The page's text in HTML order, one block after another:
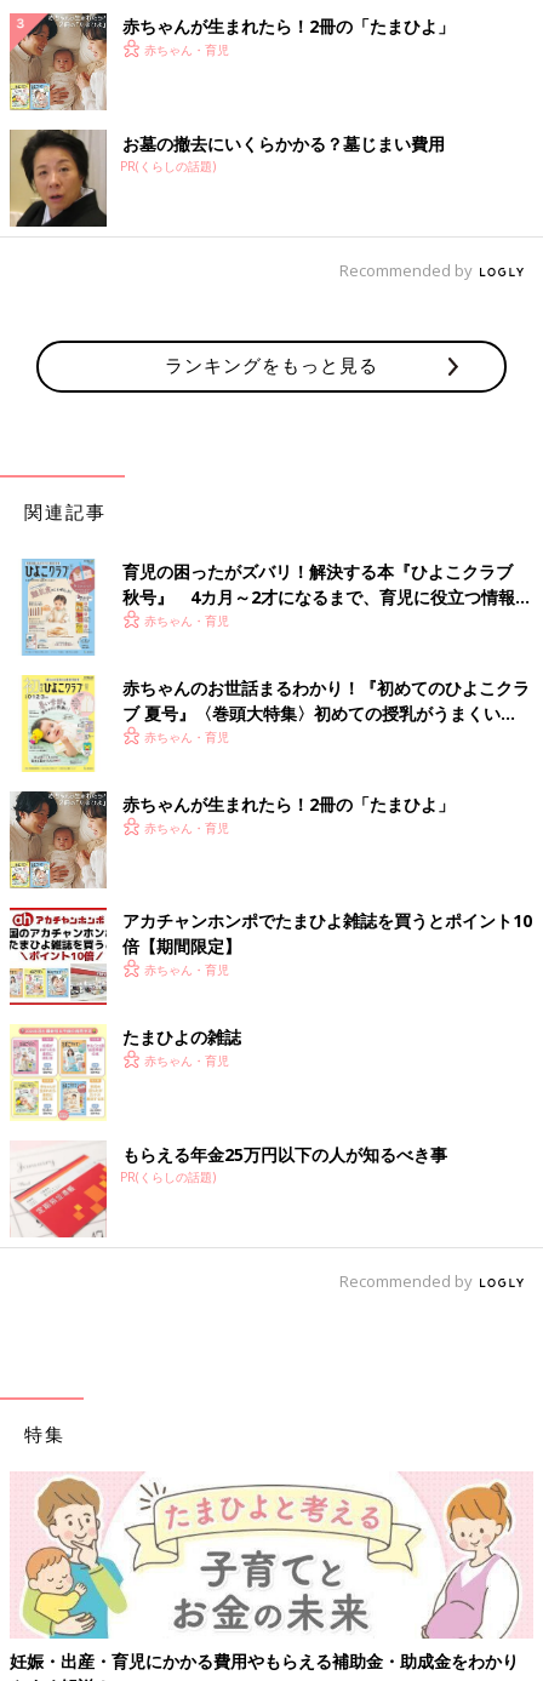
赤ちゃんが生まれたら！2冊の「たまひよ」
赤ちゃん・育児
お墓の撤去にいくらかかる？墓じまい費用
PR(くらしの話題)
Recommended by
ランキングをもっと見る
関連記事
育児の困ったがズバリ！解決する本『ひよこクラブ
秋号』 4カ月～2才になるまで、育児に役立つ情報が
いっぱい！
赤ちゃん・育児
赤ちゃんのお世話まるわかり！『初めてのひよこクラ
ブ 夏号』〈巻頭大特集〉初めての授乳がうまくい
く！ おっぱい・ミルクの基本と夏のトラブル 解決テ
赤ちゃん・育児
赤ちゃんが生まれたら！2冊の「たまひよ」
赤ちゃん・育児
アカチャンホンポでたまひよ雑誌を買うとポイント10
倍【期間限定】
赤ちゃん・育児
たまひよの雑誌
赤ちゃん・育児
もらえる年金25万円以下の人が知るべき事
PR(くらしの話題)
Recommended by
特集
妊娠・出産・育児にかかる費用やもらえる補助金・助成金をわかり